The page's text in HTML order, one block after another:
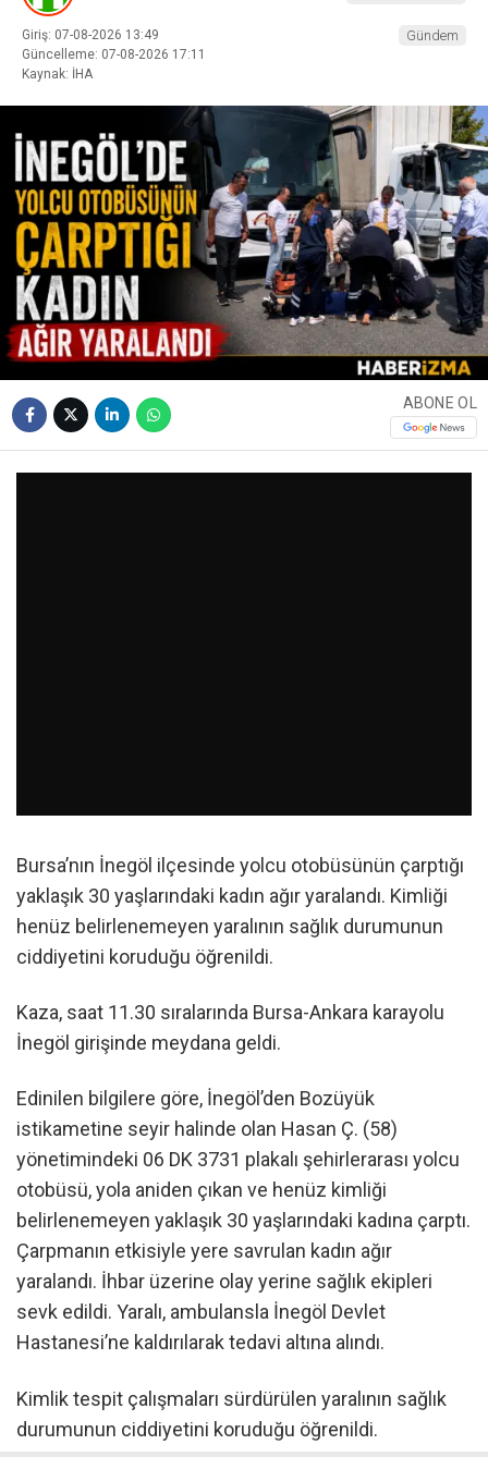
Giriş: 07-08-2026 13:49
Güncelleme: 07-08-2026 17:11
Kaynak: İHA
Gündem
ABONE OL
Bursa’nın İnegöl ilçesinde yolcu otobüsünün çarptığı
yaklaşık 30 yaşlarındaki kadın ağır yaralandı. Kimliği
henüz belirlenemeyen yaralının sağlık durumunun
ciddiyetini koruduğu öğrenildi.
Kaza, saat 11.30 sıralarında Bursa-Ankara karayolu
İnegöl girişinde meydana geldi.
Edinilen bilgilere göre, İnegöl’den Bozüyük
istikametine seyir halinde olan Hasan Ç. (58)
yönetimindeki 06 DK 3731 plakalı şehirlerarası yolcu
otobüsü, yola aniden çıkan ve henüz kimliği
belirlenemeyen yaklaşık 30 yaşlarındaki kadına çarptı.
Çarpmanın etkisiyle yere savrulan kadın ağır
yaralandı. İhbar üzerine olay yerine sağlık ekipleri
sevk edildi. Yaralı, ambulansla İnegöl Devlet
Hastanesi’ne kaldırılarak tedavi altına alındı.
Kimlik tespit çalışmaları sürdürülen yaralının sağlık
durumunun ciddiyetini koruduğu öğrenildi.